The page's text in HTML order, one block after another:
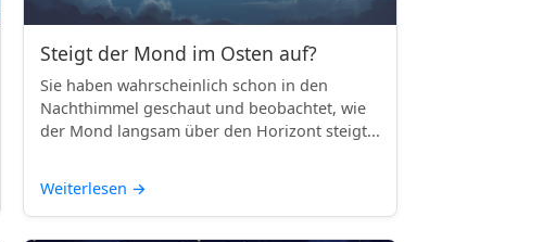
Steigt der Mond im Osten auf?
Sie haben wahrscheinlich schon in den
Nachthimmel geschaut und beobachtet, wie
der Mond langsam über den Horizont steigt...
Weiterlesen →